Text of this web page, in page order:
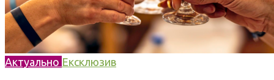
Актуально Ексклюзив